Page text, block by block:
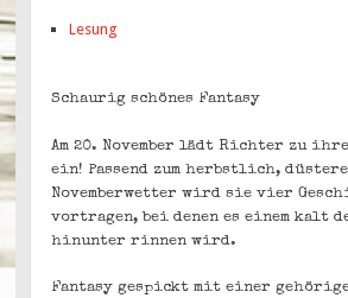
Lesung
Schaurig schönes Fantasy
Am 20. November lädt Richter zu
ein! Passend zum herbstlich,
Novemberwetter wird sie vier
vortragen, bei denen es einem kalt
hinunter rinnen wird.
Fantasy gespickt mit einer